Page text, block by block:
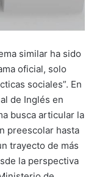
similar ha sido
oficial, solo
sociales”. En
de Inglés en
busca articular la
preescolar hasta
trayecto de más
la perspectiva